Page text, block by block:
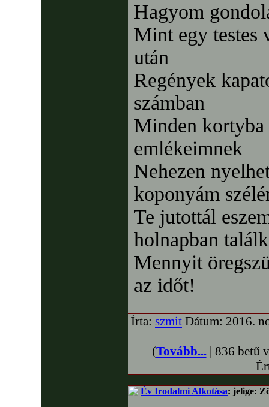
Hagyom
Mint egy testes
után
Regények
számban
Minden
emlékeimnek
Nehezen
koponyám
Te jutottál
holnapban
Mennyit
az időt!
Írta: szmit Dátum: 2016.
(Tovább...| 836 betű
Év Irodalmi Alkotása: jelige: